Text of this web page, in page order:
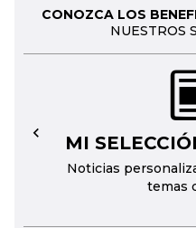
CONOZCA LOS
NUESTROS
MI
Noticias
temas
←